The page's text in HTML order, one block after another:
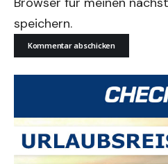
speichern.